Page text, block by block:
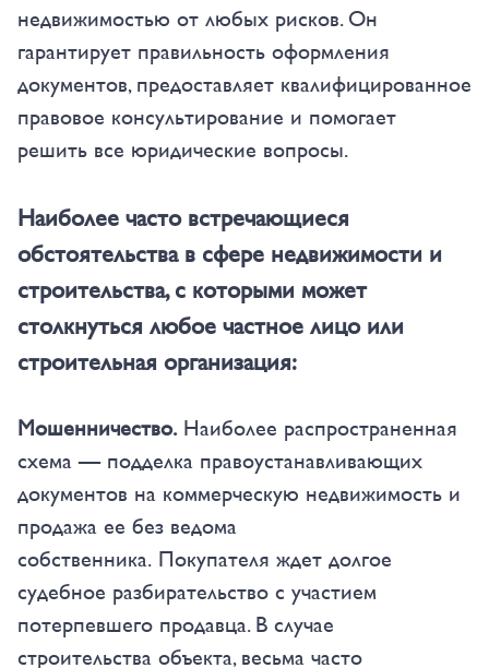
недвижимостью от любых рисков. Он
гарантирует правильность оформления
документов, предоставляет квалифицированное
правовое консультирование и помогает
решить все юридические вопросы.
Наиболее часто встречающиеся
обстоятельства в сфере недвижимости и
строительства, с которыми может
столкнуться любое частное лицо или
строительная организация:
Мошенничество.Наиболее распространенная
схема — подделка правоустанавливающих
документов на коммерческую недвижимость и
продажа ее без ведома
собственника. Покупателя ждет долгое
судебное разбирательство с участием
потерпевшего продавца. В случае
строительства объекта, весьма часто